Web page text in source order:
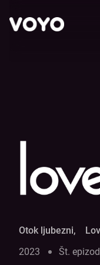
Otok ljubezni - Glej
Otok ljubezni,
2023
Št.